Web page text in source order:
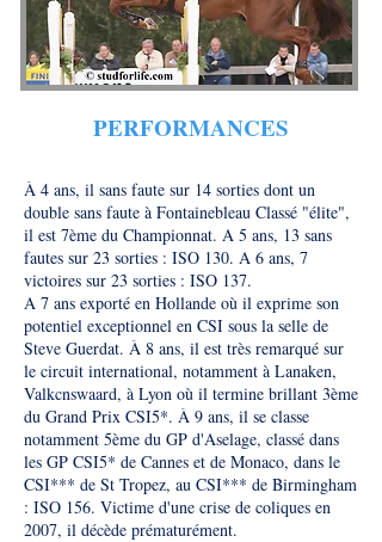
PERFORMANCES
À 4 ans, il sans faute sur 14 sorties dont un
double sans faute à Fontainebleau Classé "élite",
il est 7ème du Championnat. A 5 ans, 13 sans
fautes sur 23 sorties : ISO 130. A 6 ans, 7
victoires sur 23 sorties : ISO 137.
A 7 ans exporté en Hollande où il exprime son
potentiel exceptionnel en CSI sous la selle de
Steve Guerdat. À 8 ans, il est très remarqué sur
le circuit international, notamment à Lanaken,
Valkcnswaard, à Lyon où il termine brillant 3ème
du Grand Prix CSI5*. À 9 ans, il se classe
notamment 5ème du GP d'Aselage, classé dans
les GP CSI5* de Cannes et de Monaco, dans le
CSI*** de St Tropez, au CSI*** de Birmingham
: ISO 156. Victime d'une crise de coliques en
2007, il décède prématurément.